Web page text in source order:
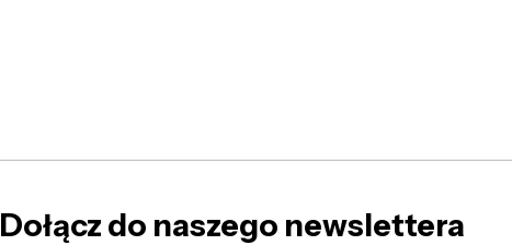
Dołącz do naszego newslettera